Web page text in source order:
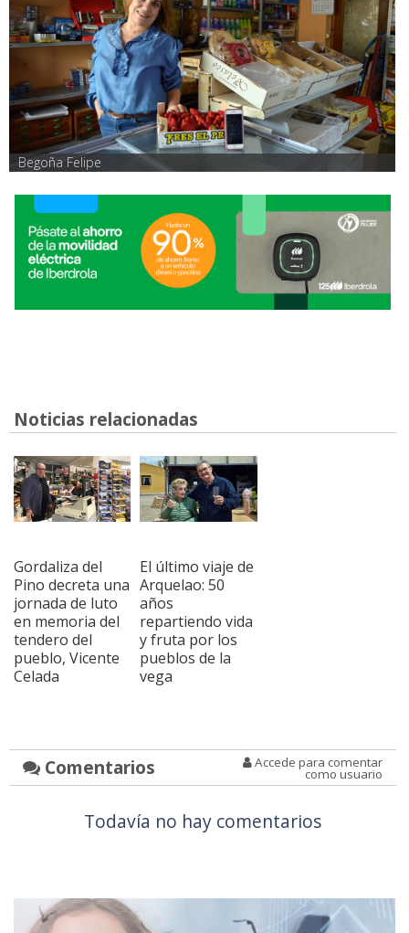
Begoña Felipe
Noticias relacionadas
Gordaliza del
Pino decreta una
jornada de luto
en memoria del
tendero del
pueblo, Vicente
Celada
El último viaje de
Arquelao: 50
años
repartiendo vida
y fruta por los
pueblos de la
vega
Comentarios Accede para comentar
como usuario
Todavía no hay comentarios